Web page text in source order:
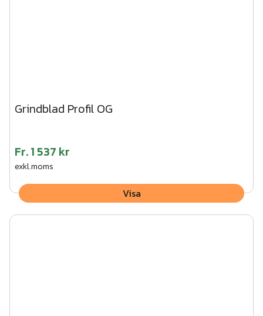
Grindblad Profil OG
Fr.1 537 kr
exkl.moms
Visa